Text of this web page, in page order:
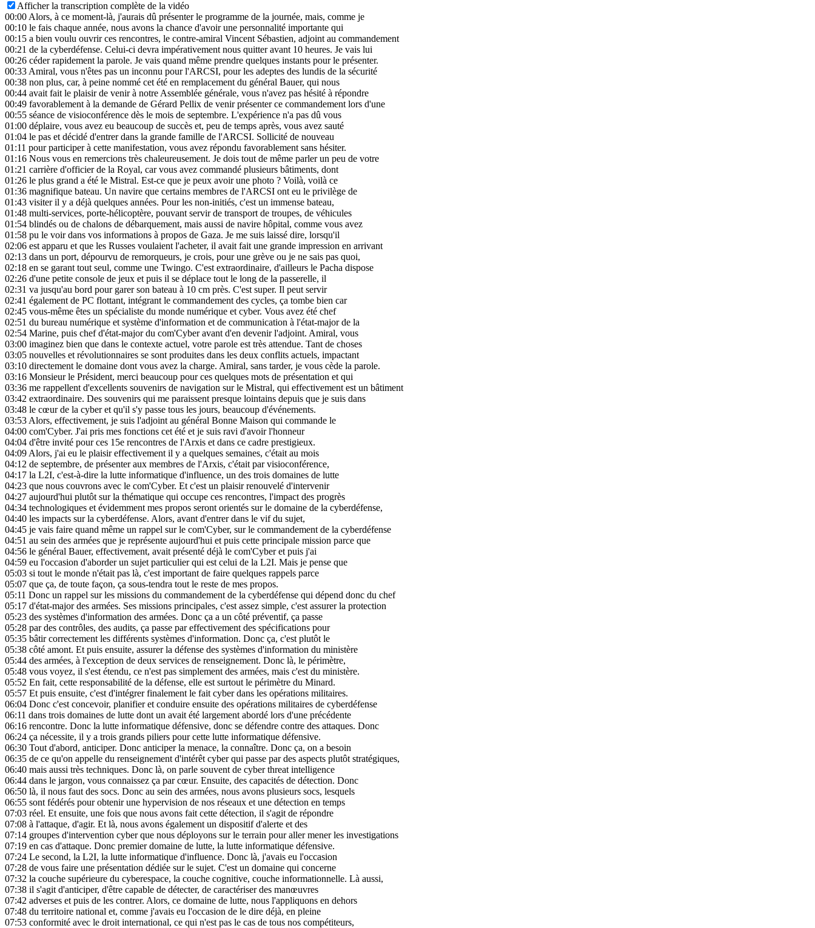
Afficher la transcription complète de la vidéo
00:00Alors, à ce moment-là, j'aurais dû présenter le programme de la journée, mais, comme je
00:10 le fais chaque année, nous avons la chance d'avoir une personnalité importante qui
00:15 a bien voulu ouvrir ces rencontres, le contre-amiral Vincent Sébastien, adjoint au commandement
00:21 de la cyberdéfense. Celui-ci devra impérativement nous quitter avant 10 heures. Je vais lui
00:26 céder rapidement la parole. Je vais quand même prendre quelques instants pour le présenter.
00:33Amiral, vous n'êtes pas un inconnu pour l'ARCSI, pour les adeptes des lundis de la sécurité
00:38 non plus, car, à peine nommé cet été en remplacement du général Bauer, qui nous
00:44 avait fait le plaisir de venir à notre Assemblée générale, vous n'avez pas hésité à répondre
00:49 favorablement à la demande de Gérard Pellix de venir présenter ce commandement lors d'une
00:55 séance de visioconférence dès le mois de septembre. L'expérience n'a pas dû vous
01:00 déplaire, vous avez eu beaucoup de succès et, peu de temps après, vous avez sauté
01:04 le pas et décidé d'entrer dans la grande famille de l'ARCSI. Sollicité de nouveau
01:11 pour participer à cette manifestation, vous avez répondu favorablement sans hésiter.
01:16 Nous vous en remercions très chaleureusement. Je dois tout de même parler un peu de votre
01:21 carrière d'officier de la Royal, car vous avez commandé plusieurs bâtiments, dont
01:26 le plus grand a été le Mistral. Est-ce que je peux avoir une photo ? Voilà, voilà ce
01:36 magnifique bateau. Un navire que certains membres de l'ARCSI ont eu le privilège de
01:43 visiter il y a déjà quelques années. Pour les non-initiés, c'est un immense bateau,
01:48 multi-services, porte-hélicoptère, pouvant servir de transport de troupes, de véhicules
01:54 blindés ou de chalons de débarquement, mais aussi de navire hôpital, comme vous avez
01:58 pu le voir dans vos informations à propos de Gaza. Je me suis laissé dire, lorsqu'il
02:06 est apparu et que les Russes voulaient l'acheter, il avait fait une grande impression en arrivant
02:13 dans un port, dépourvu de remorqueurs, je crois, pour une grève ou je ne sais pas quoi,
02:18 en se garant tout seul, comme une Twingo. C'est extraordinaire, d'ailleurs le Pacha dispose
02:26 d'une petite console de jeux et puis il se déplace tout le long de la passerelle, il
02:31 va jusqu'au bord pour garer son bateau à 10 cm près. C'est super. Il peut servir
02:41 également de PC flottant, intégrant le commandement des cycles, ça tombe bien car
02:45 vous-même êtes un spécialiste du monde numérique et cyber. Vous avez été chef
02:51 du bureau numérique et système d'information et de communication à l'état-major de la
02:54 Marine, puis chef d'état-major du com'Cyber avant d'en devenir l'adjoint. Amiral, vous
03:00 imaginez bien que dans le contexte actuel, votre parole est très attendue. Tant de choses
03:05 nouvelles et révolutionnaires se sont produites dans les deux conflits actuels, impactant
03:10 directement le domaine dont vous avez la charge. Amiral, sans tarder, je vous cède la parole.
03:16 Monsieur le Président, merci beaucoup pour ces quelques mots de présentation et qui
03:36 me rappellent d'excellents souvenirs de navigation sur le Mistral, qui effectivement est un bâtiment
03:42 extraordinaire. Des souvenirs qui me paraissent presque lointains depuis que je suis dans
03:48 le cœur de la cyber et qu'il s'y passe tous les jours, beaucoup d'événements.
03:53Alors, effectivement, je suis l'adjoint au général Bonne Maison qui commande le
04:00 com'Cyber. J'ai pris mes fonctions cet été et je suis ravi d'avoir l'honneur
04:04 d'être invité pour ces 15e rencontres de l'Arxis et dans ce cadre prestigieux.
04:09Alors, j'ai eu le plaisir effectivement il y a quelques semaines, c'était au mois
04:12 de septembre, de présenter aux membres de l'Arxis, c'était par visioconférence,
04:17 la L2I, c'est-à-dire la lutte informatique d'influence, un des trois domaines de lutte
04:23 que nous couvrons avec le com'Cyber. Et c'est un plaisir renouvelé d'intervenir
04:27 aujourd'hui plutôt sur la thématique qui occupe ces rencontres, l'impact des progrès
04:34 technologiques et évidemment mes propos seront orientés sur le domaine de la cyberdéfense,
04:40 les impacts sur la cyberdéfense. Alors, avant d'entrer dans le vif du sujet,
04:45 je vais faire quand même un rappel sur le com'Cyber, sur le commandement de la cyberdéfense
04:51 au sein des armées que je représente aujourd'hui et puis cette principale mission parce que
04:56 le général Bauer, effectivement, avait présenté déjà le com'Cyber et puis j'ai
04:59 eu l'occasion d'aborder un sujet particulier qui est celui de la L2I. Mais je pense que
05:03 si tout le monde n'était pas là, c'est important de faire quelques rappels parce
05:07 que ça, de toute façon, ça sous-tendra tout le reste de mes propos.
05:11 Donc un rappel sur les missions du commandement de la cyberdéfense qui dépend donc du chef
05:17 d'état-major des armées. Ses missions principales, c'est assez simple, c'est assurer la protection
05:23 des systèmes d'information des armées. Donc ça a un côté préventif, ça passe
05:28 par des contrôles, des audits, ça passe par effectivement des spécifications pour
05:35 bâtir correctement les différents systèmes d'information. Donc ça, c'est plutôt le
05:38 côté amont. Et puis ensuite, assurer la défense des systèmes d'information du ministère
05:44 des armées, à l'exception de deux services de renseignement. Donc là, le périmètre,
05:48 vous voyez, il s'est étendu, ce n'est pas simplement des armées, mais c'est du ministère.
05:52 En fait, cette responsabilité de la défense, elle est surtout le périmètre du Minard.
05:57 Et puis ensuite, c'est d'intégrer finalement le fait cyber dans les opérations militaires.
06:04 Donc c'est concevoir, planifier et conduire ensuite des opérations militaires de cyberdéfense
06:11 dans trois domaines de lutte dont un avait été largement abordé lors d'une précédente
06:16 rencontre. Donc la lutte informatique défensive, donc se défendre contre des attaques. Donc
06:24 ça nécessite, il y a trois grands piliers pour cette lutte informatique défensive.
06:30 Tout d'abord, anticiper. Donc anticiper la menace, la connaître. Donc ça, on a besoin
06:35 de ce qu'on appelle du renseignement d'intérêt cyber qui passe par des aspects plutôt stratégiques,
06:40 mais aussi très techniques. Donc là, on parle souvent de cyber threat intelligence
06:44 dans le jargon, vous connaissez ça par cœur. Ensuite, des capacités de détection. Donc
06:50 là, il nous faut des socs. Donc au sein des armées, nous avons plusieurs socs, lesquels
06:55 sont fédérés pour obtenir une hypervision de nos réseaux et une détection en temps
07:03 réel. Et ensuite, une fois que nous avons fait cette détection, il s'agit de répondre
07:08 à l'attaque, d'agir. Et là, nous avons également un dispositif d'alerte et des
07:14 groupes d'intervention cyber que nous déployons sur le terrain pour aller mener les investigations
07:19 en cas d'attaque. Donc premier domaine de lutte, la lutte informatique défensive.
07:24 Le second, la L2I, la lutte informatique d'influence. Donc là, j'avais eu l'occasion
07:28 de vous faire une présentation dédiée sur le sujet. C'est un domaine qui concerne
07:32 la couche supérieure du cyberespace, la couche cognitive, couche informationnelle. Là aussi,
07:38 il s'agit d'anticiper, d'être capable de détecter, de caractériser des manœuvres
07:42 adverses et puis de les contrer. Alors, ce domaine de lutte, nous l'appliquons en dehors
07:48 du territoire national et, comme j'avais eu l'occasion de le dire déjà, en pleine
07:53 conformité avec le droit international, ce qui n'est pas le cas de tous nos compétiteurs,